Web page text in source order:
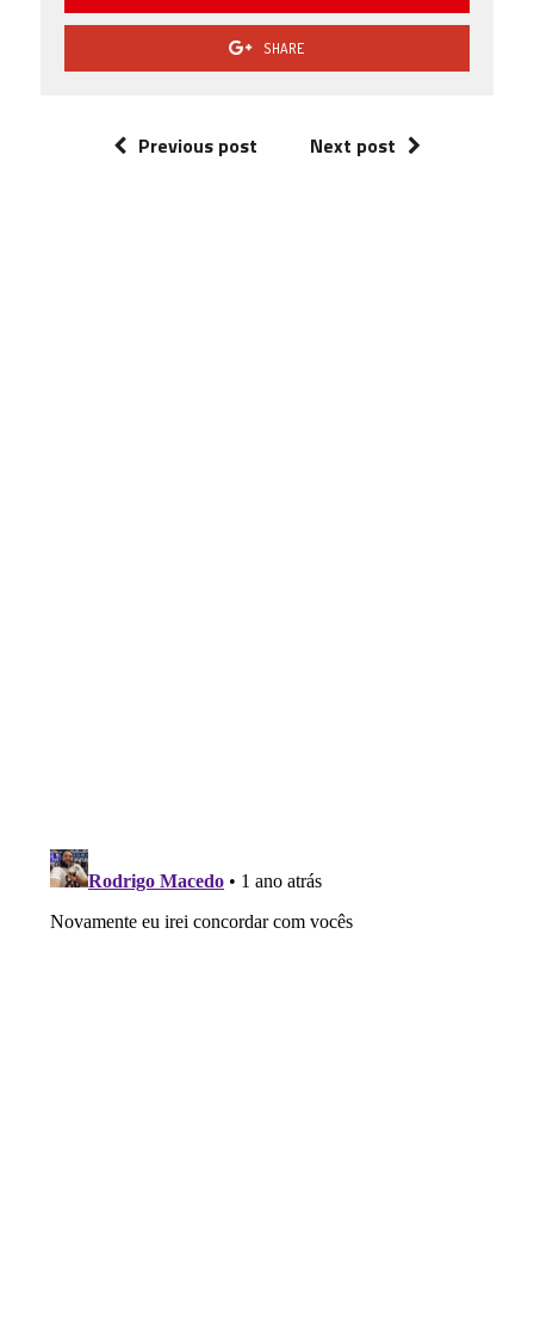
SHARE
Previous post Next post